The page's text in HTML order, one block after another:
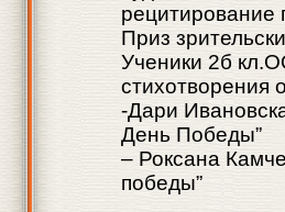
рецитирование
Приз
Ученики 2б
стихотворения
-Дари
День Победы”
– Роксана
победы”